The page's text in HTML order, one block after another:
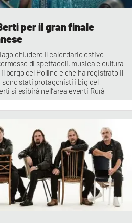
per il gran finale
chiudere il calendario estivo
di spettacoli, musica e cultura
borgo del Pollino e che ha registrato il
stati protagonisti i big del
si esibirà nell’area eventi Rurà